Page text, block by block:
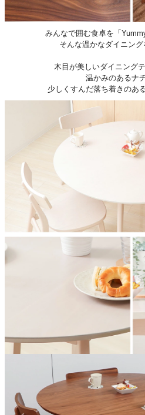
みんなで囲む食卓を「
そんな温かなダイニング
木目が美しいダイニング
温かみのあるナ
少しくすんだ落ち着きのあ